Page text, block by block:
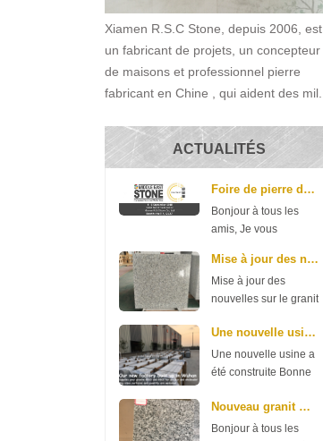
Xiamen R.S.C Stone, depuis 2006, est
un fabricant de projets, un concepteur
de maisons et professionnel pierre
fabricant en Chine , qui aident des mil...
ACTUALITÉS
Foire de pierre du Moyen-Orient
Bonjour à tous les
amis, Je vous
journée. Voici une
bonne nouvelle à
partager avec vous:
participera à la foire
de la pierre du
Moyen-Orient la
La f...
Mise à jour des nouvelles sur le granit gris G602 ...
Mise à jour des
nouvelles sur le granit
Bonne journée. Voici
une nouvelle du
granit G602 et G603,
G602 70 * 240up *
2cm 11,35 $ / m2 3
Une nouvelle usine a été construite
Une nouvelle usine a
été construite Bonne
amis. Notre société a
dépensé de l’argent
Nouveau granit G654 de Xiamen R.S.C Stone
Bonjour à tous les